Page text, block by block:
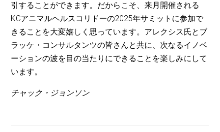
引することができます。だからこそ、来月開催される
KCアニマルヘルスコリドーの2025年サミットに参加で
きることを大変嬉しく思っています。アレクシス氏とブ
ラッケ・コンサルタンツの皆さんと共に、次なるイノベ
ーションの波を目の当たりにできることを楽しみにして
います。
チャック・ジョンソン